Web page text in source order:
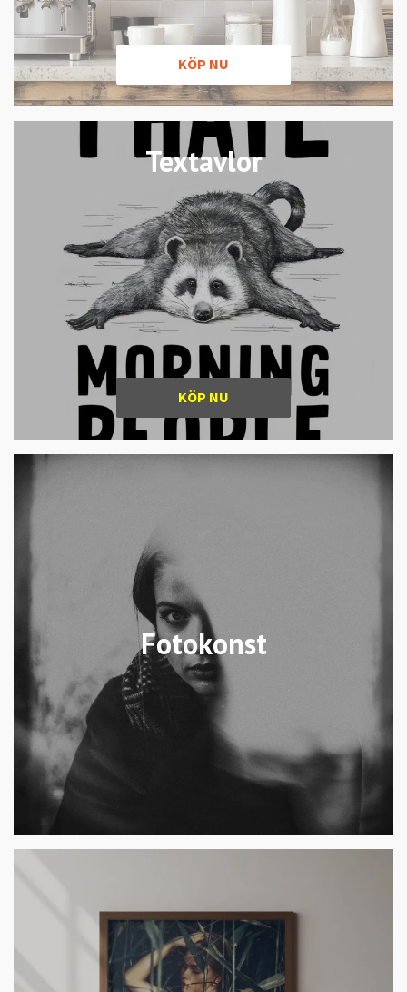
KÖP NU
Textavlor
KÖP NU
Fotokonst